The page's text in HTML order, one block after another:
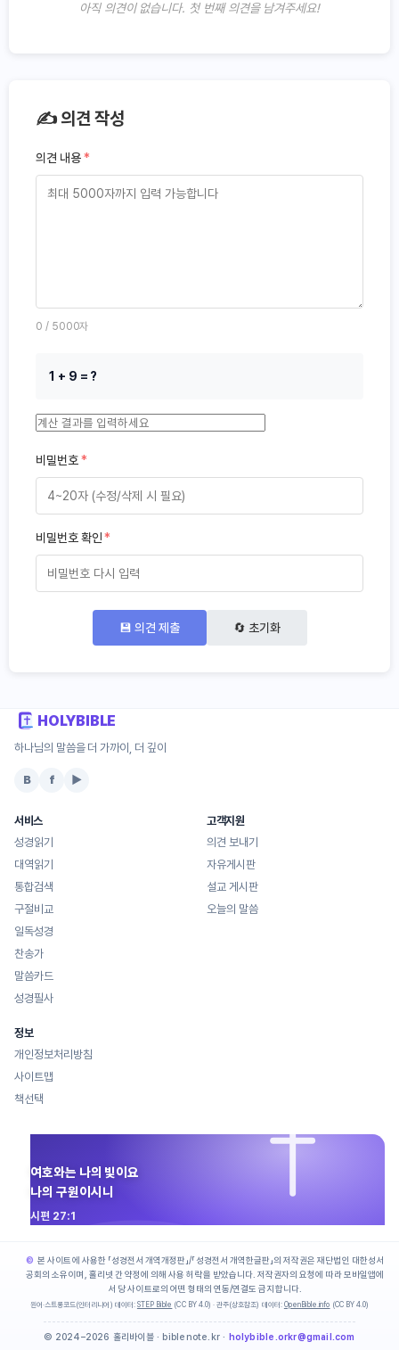
아직 의견이 없습니다. 첫 번째 의견을 남겨주세요!
✍️ 의견 작성
의견 내용*
0 / 5000자
1 + 9 = ?
비밀번호*
비밀번호 확인*
💾 의견 제출 🔄 초기화
HOLYBIBLE
하나님의 말씀을 더 가까이, 더 깊이
B f ▶
서비스
성경읽기
대역읽기
통합검색
구절비교
일독성경
찬송가
말씀카드
성경필사
고객지원
의견 보내기
자유게시판
설교 게시판
오늘의 말씀
정보
개인정보처리방침
사이트맵
책선택
여호와는 나의 빛이요
나의 구원이시니
시편 27:1
본 사이트에 사용한 「성경전서 개역개정판」/「성경전서 개역한글판」의 저작권은 재단법인 대한성서
공회의 소유이며, 홀리넷 간 약정에 의해 사용 허락을 받았습니다. 저작권자의 요청에 따라 모바일앱에
서 당 사이트로의 어떤 형태의 연동/연결도 금지합니다.
원어·스트롱코드(인터리니어) 데이터: STEP Bible (CC BY 4.0) · 관주(상호참조) 데이터: OpenBible.info (CC BY 4.0)
© 2024–2026 홀리바이블 · biblenote.kr · holybible.orkr@gmail.com